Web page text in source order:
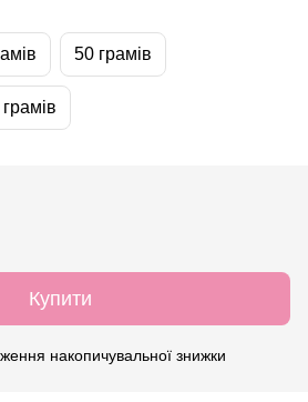
50 грамів
Купити
накопичувальної знижки